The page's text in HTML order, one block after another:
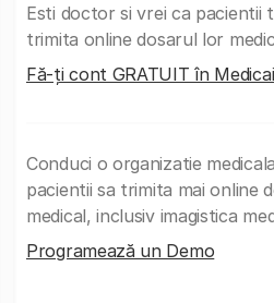
Esti doctor si vrei ca pacientii
trimita online dosarul lor
Fă-ți cont GRATUIT în Medicai
Conduci o organizatie
pacientii sa trimita mai online
medical, inclusiv imagistica
Programează un Demo